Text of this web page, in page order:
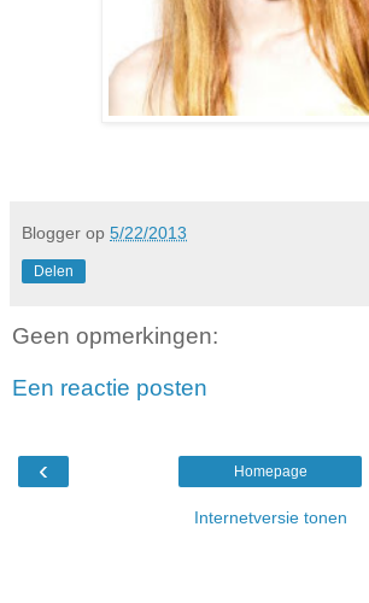
Blogger op 5/22/2013
Delen
Geen opmerkingen:
Een reactie posten
‹ Homepage
Internetversie tonen